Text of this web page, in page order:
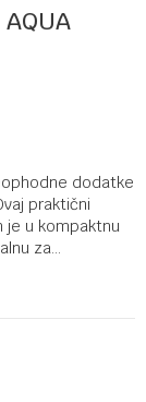
dodatke
praktični
je u kompaktnu
za...